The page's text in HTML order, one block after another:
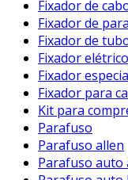
fabricados em
incluindo aço
especiais,
necessidades
Resistência
de qualidade
parafusos têm
corrosão.
Fixador de
Fixador de
Fixador de
Fixador elétrico
Fixador
Fixador para
Kit para
Parafuso
Parafuso allen
Parafuso auto